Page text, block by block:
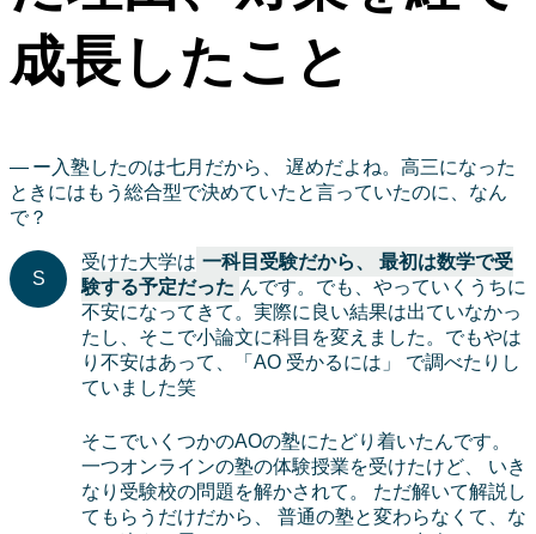
成長したこと
ー入塾したのは七月だから、 遅めだよね。高三になった
ときにはもう総合型で決めていたと言っていたのに、なん
で？
受けた大学は 一科目受験だから、 最初は数学で受
験する予定だった んです。でも、やっていくうちに
不安になってきて。実際に良い結果は出ていなかっ
たし、そこで小論文に科目を変えました。でもやは
り不安はあって、「AO 受かるには」 で調べたりし
ていました笑
そこでいくつかのAOの塾にたどり着いたんです。
一つオンラインの塾の体験授業を受けたけど、 いき
なり受験校の問題を解かされて。 ただ解いて解説し
てもらうだけだから、 普通の塾と変わらなくて、な